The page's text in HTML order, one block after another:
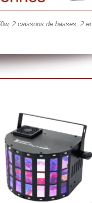
2 caissons de basses, 2